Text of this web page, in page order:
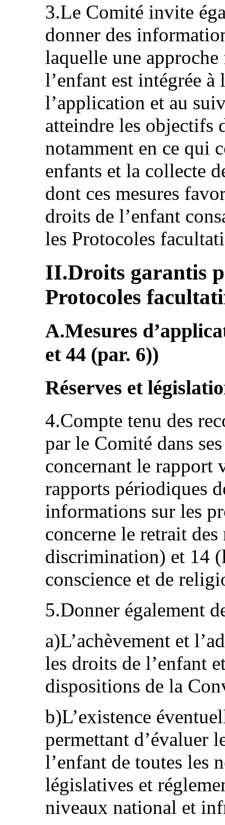
3.Le Comité invite
donner des
laquelle une
l’enfant est intégrée
l’application et au
atteindre les objectifs
notamment en ce qui
enfants et la collecte
dont ces mesures
droits de l’enfant
les Protocoles
II.Droits garantis
Protocoles
A.Mesures
et 44 (par. 6))
Réserves et
4.Compte tenu des
par le Comité dans
concernant le rapport
rapports périodiques
informations sur les
concerne le retrait
discrimination) et 14
conscience et de
5.Donner également
a)L’achèvement et
les droits de l’enfant
dispositions de la
b)L’existence
permettant d’évaluer
l’enfant de toutes les
législatives et
niveaux national et